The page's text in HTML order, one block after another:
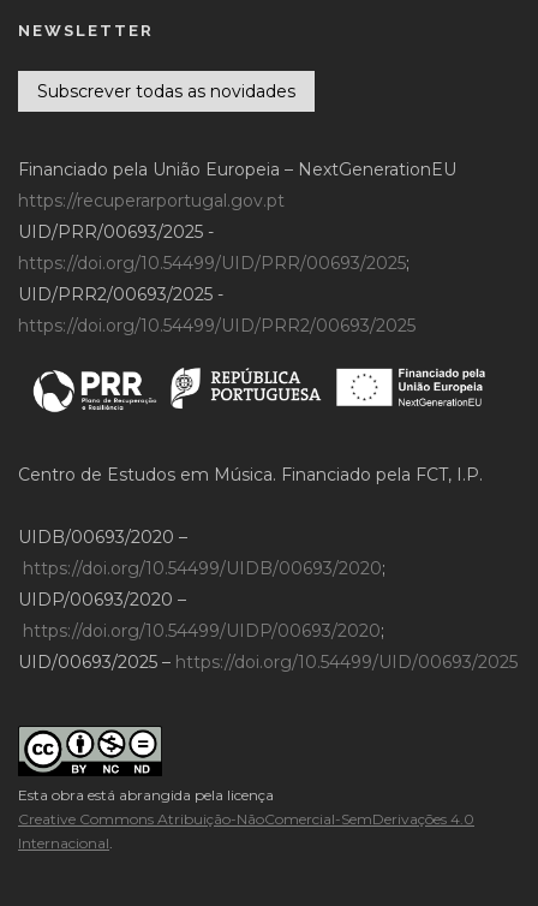
NEWSLETTER
Subscrever todas as novidades
Financiado pela União Europeia – NextGenerationEU
https://recuperarportugal.gov.pt
UID/PRR/00693/2025 -
https://doi.org/10.54499/UID/PRR/00693/2025;
UID/PRR2/00693/2025 -
https://doi.org/10.54499/UID/PRR2/00693/2025
Centro de Estudos em Música. Financiado pela FCT, I.P.
UIDB/00693/2020 –
https://doi.org/10.54499/UIDB/00693/2020;
UIDP/00693/2020 –
https://doi.org/10.54499/UIDP/00693/2020;
UID/00693/2025 – https://doi.org/10.54499/UID/00693/2025
Esta obra está abrangida pela licença
Creative Commons Atribuição-NãoComercial-SemDerivações 4.0
Internacional.